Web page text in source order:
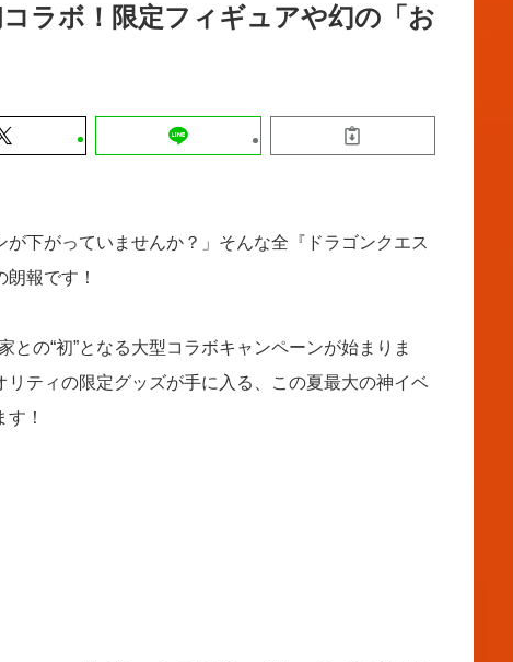
ラボ！限定フィギュアや幻の「お
が下がっていませんか？」そんな全『ドラゴンクエス
報です！
との“初”となる大型コラボキャンペーンが始まりま
ティの限定グッズが手に入る、この夏最大の神イベ
！